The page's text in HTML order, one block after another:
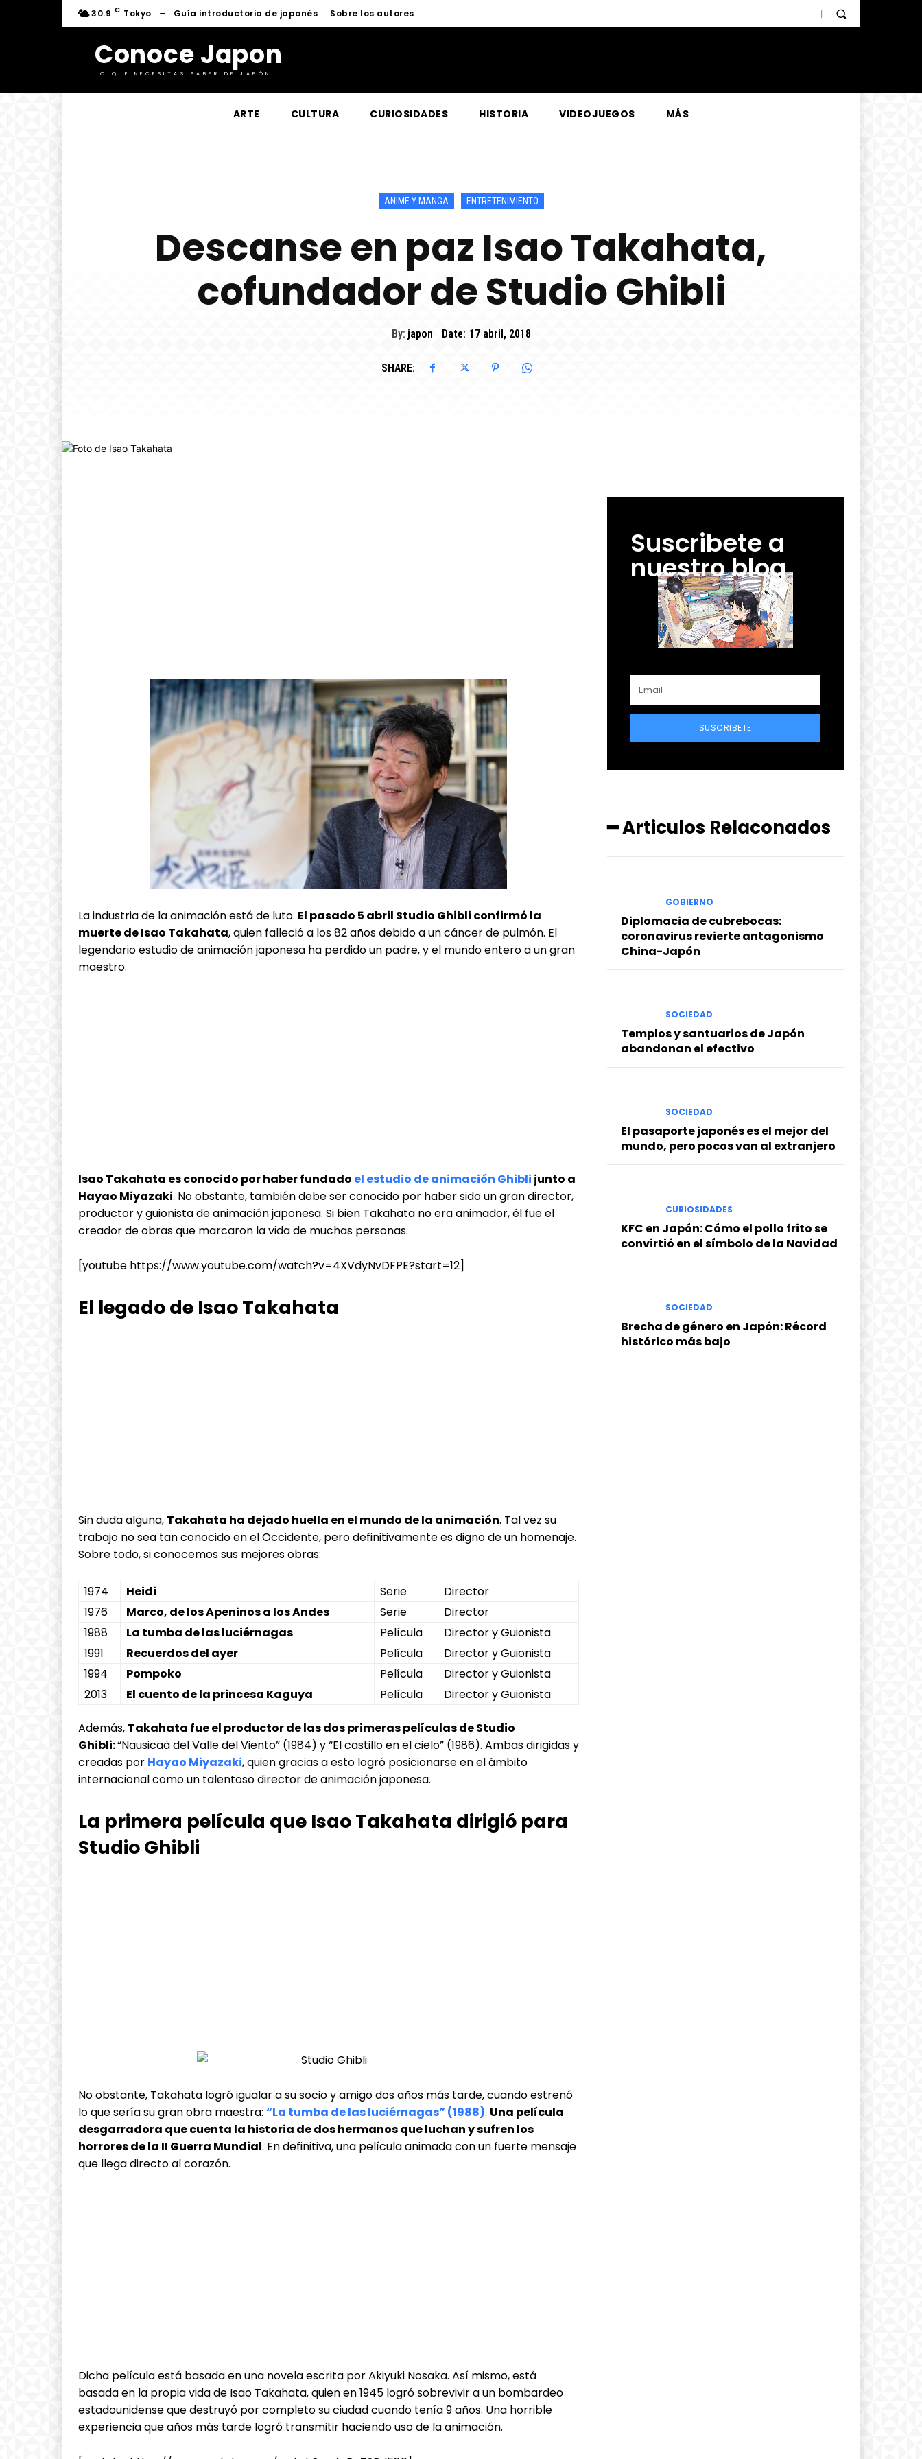
30.9 C Tokyo Guía introductoria de japonés Sobre los autores
Conoce Japon
LO QUE NECESITAS SABER DE JAPÓN
ARTE CULTURA CURIOSIDADES HISTORIA VIDEOJUEGOS MÁS
ANIME Y MANGA ENTRETENIMIENTO
Descanse en paz Isao Takahata,
cofundador de Studio Ghibli
By: japon Date: 17 abril, 2018
SHARE:
La industria de la animación está de luto. El pasado 5 abril Studio Ghibli confirmó la
muerte de Isao Takahata, quien falleció a los 82 años debido a un cáncer de pulmón. El
legendario estudio de animación japonesa ha perdido un padre, y el mundo entero a un gran
maestro.
Isao Takahata es conocido por haber fundado el estudio de animación Ghibli junto a
Hayao Miyazaki. No obstante, también debe ser conocido por haber sido un gran director,
productor y guionista de animación japonesa. Si bien Takahata no era animador, él fue el
creador de obras que marcaron la vida de muchas personas.
[youtube https://www.youtube.com/watch?v=4XVdyNvDFPE?start=12]
El legado de Isao Takahata
Sin duda alguna, Takahata ha dejado huella en el mundo de la animación. Tal vez su
trabajo no sea tan conocido en el Occidente, pero definitivamente es digno de un homenaje.
Sobre todo, si conocemos sus mejores obras:
1974 Heidi Serie
Director
1976
Marco, de los Apeninos a los Andes Serie
Director
1988
La tumba de las luciérnagas Película
Director y Guionista
1991
Recuerdos del ayer Película
Director y Guionista
1994
Pompoko Película
Director y Guionista
2013
El cuento de la princesa Kaguya Película Director y Guionista
Además, Takahata fue el productor de las dos primeras películas de Studio
Ghibli:“Nausicaä del Valle del Viento” (1984) y “El castillo en el cielo” (1986). Ambas dirigidas y
creadas por Hayao Miyazaki, quien gracias a esto logró posicionarse en el ámbito
internacional como un talentoso director de animación japonesa.
La primera película que Isao Takahata dirigió para
Studio Ghibli
No obstante, Takahata logró igualar a su socio y amigo dos años más tarde, cuando estrenó
lo que sería su gran obra maestra: “La tumba de las luciérnagas” (1988). Una película
desgarradora que cuenta la historia de dos hermanos que luchan y sufren los
horrores de la II Guerra Mundial. En definitiva, una película animada con un fuerte mensaje
que llega directo al corazón.
Dicha película está basada en una novela escrita por Akiyuki Nosaka. Así mismo, está
basada en la propia vida de Isao Takahata, quien en 1945 logró sobrevivir a un bombardeo
estadounidense que destruyó por completo su ciudad cuando tenía 9 años. Una horrible
experiencia que años más tarde logró transmitir haciendo uso de la animación.
Suscribete a
nuestro blog
SUSCRIBETE
━ Articulos Relaconados
GOBIERNO
Diplomacia de cubrebocas:
coronavirus revierte antagonismo
China-Japón
SOCIEDAD
Templos y santuarios de Japón
abandonan el efectivo
SOCIEDAD
El pasaporte japonés es el mejor del
mundo, pero pocos van al extranjero
CURIOSIDADES
KFC en Japón: Cómo el pollo frito se
convirtió en el símbolo de la Navidad
SOCIEDAD
Brecha de género en Japón: Récord
histórico más bajo